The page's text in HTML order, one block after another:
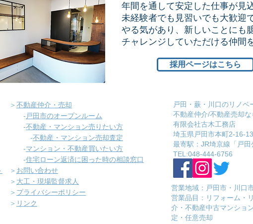
年間を通して安定した仕事が見
未経験者でも見習いでも大歓迎
やる気があり、新しいことにも
チャレンジしていただける仲間
採用ページはこちら
＞ 不動産仲介・売却
-戸田市のオープンルーム
-不動産・マンション売りたい方
-不動産・マンション売却査定
-マンション・不動産買いたい方
-住宅ローン返済に困った時の相談窓口
＞ お問い合わせ
＞ 大工・現場監督求人
＞ プライバシーポリシー
＞ リンク
戸田・蕨・川口のリノベ
不動産仲介/不動産売却な
有限会社古木工務店
埼玉県戸田市本町2-16-
最寄駅：JR埼京線「戸田
​TEL:048-444-6756
営業地域：戸田市・川口
営業品目：リフォーム・
介・不動産中古マンショ
定・任意売却